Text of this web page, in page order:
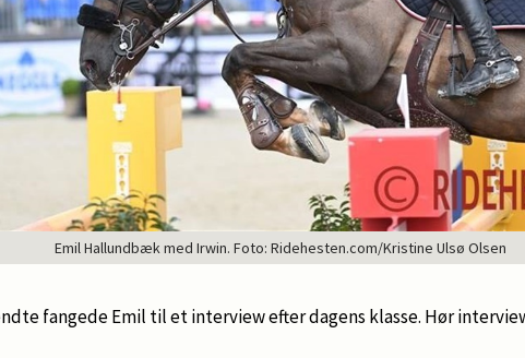
Emil Hallundbæk med Irwin. Foto: Ridehesten.com/Kristine Ulsø Olsen
fangede Emil til et interview efter dagens klasse. Hør